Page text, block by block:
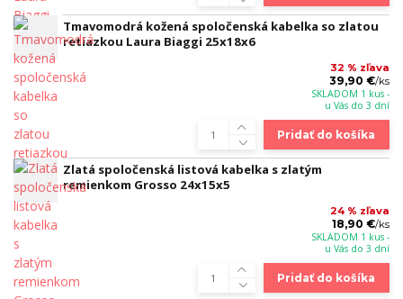
Tmavomodrá kožená spoločenská kabelka so zlatou
retiazkou Laura Biaggi 25x18x6
32 % zľava
39,90 €/ks
SKLADOM 1 kus -
u Vás do 3 dní
Pridať do košíka
Zlatá spoločenská listová kabelka s zlatým
remienkom Grosso 24x15x5
24 % zľava
18,90 €/ks
SKLADOM 1 kus -
u Vás do 3 dní
Pridať do košíka